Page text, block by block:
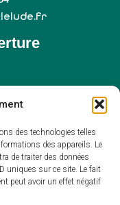
des technologies telles
des appareils. Le
de traiter des données
uniques sur ce site. Le fait
peut avoir un effet négatif
lelude.fr
du mois)